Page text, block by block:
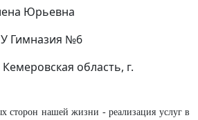
Юрьевна
Гимназия №6
область, г.
сторон нашей жизни - реализация услуг в